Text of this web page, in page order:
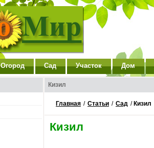
Огород Сад Участок Дом
Кизил
Главная / Статьи / Сад / Кизил
Кизил